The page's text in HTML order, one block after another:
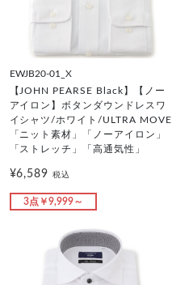
EWJB20-01_X
【JOHN PEARSE Black】【ノー
アイロン】ボタンダウンドレスワ
イシャツ/ホワイト/ULTRA MOVE
「ニット素材」「ノーアイロン」
「ストレッチ」「高通気性」
¥6,589税込
3点￥9,999～